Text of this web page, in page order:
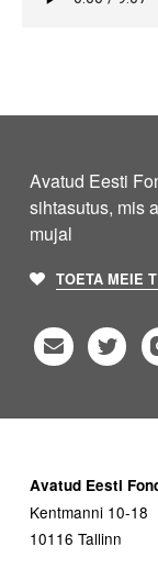
Avatud Eesti
sihtasutus, mis
mujal
TOETA MEIE
Avatud Eesti
Kentmanni 10-18
10116 Tallinn